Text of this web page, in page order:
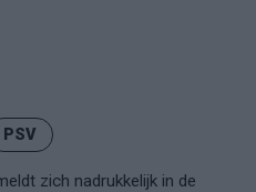
PSV
zich nadrukkelijk in de